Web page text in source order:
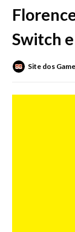
Switch
Site dos